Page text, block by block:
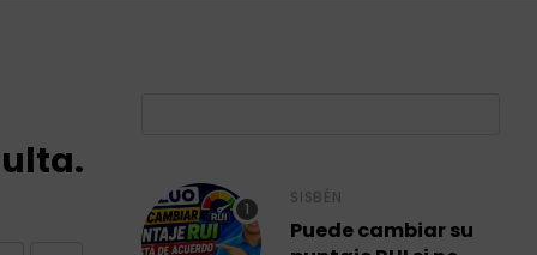
SISBÉN
Puede cambiar su